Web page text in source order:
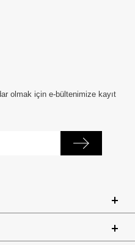
olmak için e-bültenimize kayıt